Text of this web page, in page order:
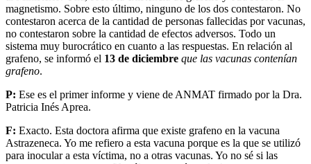
magnetismo. Sobre esto último, ninguno de los dos contestaron. No
contestaron acerca de la cantidad de personas fallecidas por vacunas,
no contestaron sobre la cantidad de efectos adversos. Todo un
sistema muy burocrático en cuanto a las respuestas. En relación al
grafeno, se informó el 13 de diciembre que las vacunas contenían
grafeno.
P: Ese es el primer informe y viene de ANMAT firmado por la Dra.
Patricia Inés Aprea.
F: Exacto. Esta doctora afirma que existe grafeno en la vacuna
Astrazeneca. Yo me refiero a esta vacuna porque es la que se utilizó
para inocular a esta víctima, no a otras vacunas. Yo no sé si las